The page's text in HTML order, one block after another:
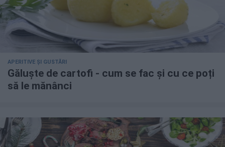
APERITIVE ȘI GUSTĂRI
Găluște de cartofi - cum se fac și cu ce poți
să le mănânci